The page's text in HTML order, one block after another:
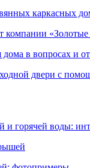
каркасных
компании «Золотые
в вопросах и
двери с
и горячей воды: